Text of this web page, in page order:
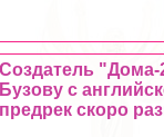
Создатель
Бузову с
предрек скоро